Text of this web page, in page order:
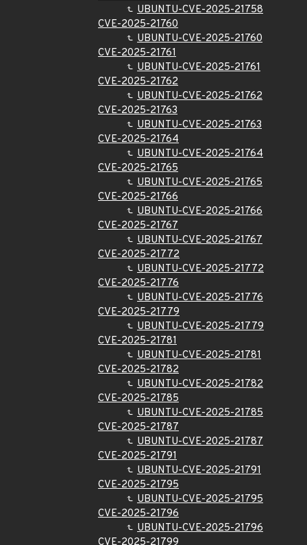
UBUNTU-CVE-2025-21758
CVE-2025-21760
UBUNTU-CVE-2025-21760
CVE-2025-21761
UBUNTU-CVE-2025-21761
CVE-2025-21762
UBUNTU-CVE-2025-21762
CVE-2025-21763
UBUNTU-CVE-2025-21763
CVE-2025-21764
UBUNTU-CVE-2025-21764
CVE-2025-21765
UBUNTU-CVE-2025-21765
CVE-2025-21766
UBUNTU-CVE-2025-21766
CVE-2025-21767
UBUNTU-CVE-2025-21767
CVE-2025-21772
UBUNTU-CVE-2025-21772
CVE-2025-21776
UBUNTU-CVE-2025-21776
CVE-2025-21779
UBUNTU-CVE-2025-21779
CVE-2025-21781
UBUNTU-CVE-2025-21781
CVE-2025-21782
UBUNTU-CVE-2025-21782
CVE-2025-21785
UBUNTU-CVE-2025-21785
CVE-2025-21787
UBUNTU-CVE-2025-21787
CVE-2025-21791
UBUNTU-CVE-2025-21791
CVE-2025-21795
UBUNTU-CVE-2025-21795
CVE-2025-21796
UBUNTU-CVE-2025-21796